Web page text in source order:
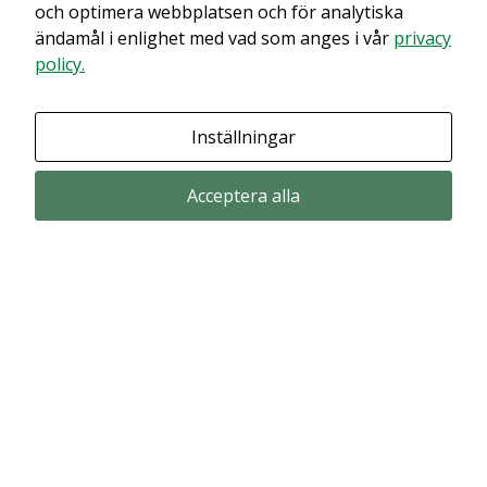
avstängt.
och optimera webbplatsen och för analytiska
ändamål i enlighet med vad som anges i vår privacy
policy.
Inställningar
Acceptera alla